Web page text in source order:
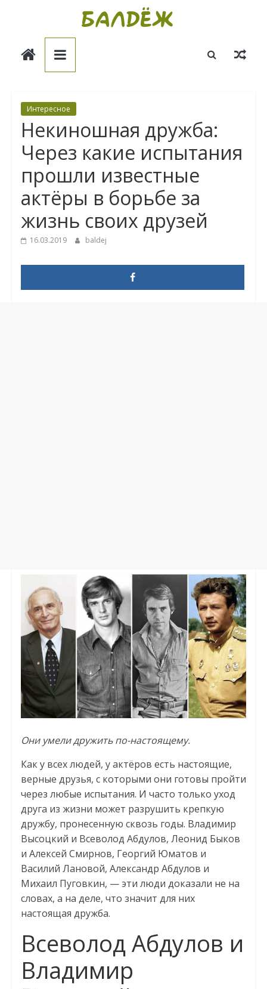
Балдёж
Интересное
Некиношная дружба:
Через какие испытания
прошли известные
актёры в борьбе за
жизнь своих друзей
16.03.2019 baldej
Они умели дружить по-настоящему.
Как у всех людей, у актёров есть настоящие,
верные друзья, с которыми они готовы пройти
через любые испытания. И часто только уход
друга из жизни может разрушить крепкую
дружбу, пронесенную сквозь годы. Владимир
Высоцкий и Всеволод Абдулов, Леонид Быков
и Алексей Смирнов, Георгий Юматов и
Василий Лановой, Александр Абдулов и
Михаил Пуговкин, — эти люди доказали не на
словах, а на деле, что значит для них
настоящая дружба.
Всеволод Абдулов и
Владимир